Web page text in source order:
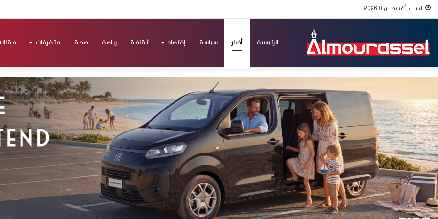
السبت, أغسطس 8 2026
الرئيسية أخبار سياسة إقتصاد ثقافة رياضة صحة متفرقات